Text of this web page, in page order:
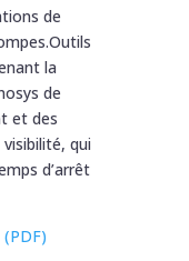
de
la
de
et des
qui
d’arrêt